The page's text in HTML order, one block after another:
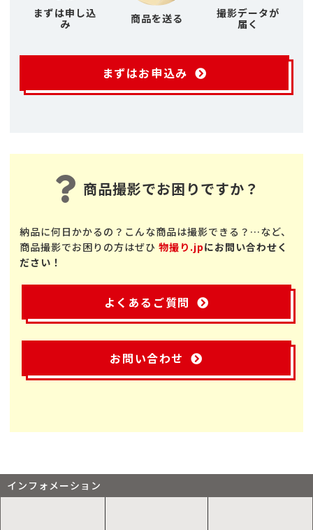
まずは申し込
み
商品を送る
撮影データが
届く
まずはお申込み
商品撮影でお困りですか？
納品に何日かかるの？こんな商品は撮影できる？…など、
商品撮影でお困りの方はぜひ 物撮り.jpにお問い合わせく
ださい！
よくあるご質問
お問い合わせ
インフォメーション